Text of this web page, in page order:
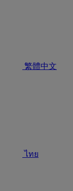
繁體中文
ไทย